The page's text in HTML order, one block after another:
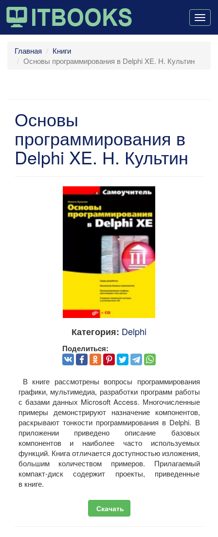
Главная
Книги
Основы программирования в Delphi XE. Н. Культин
Основы
программирования в
Delphi XE. Н. Культин
Категория: Delphi
Поделиться:
В книге рассмотрены вопросы программирования
графики, мультимедиа, разработки программ работы
с базами данных Microsoft Access. Многочисленные
примеры демонстрируют назначение компонентов,
раскрывают тонкости программирования в Delphi. В
приложении приведено описание базовых
компонентов и наиболее часто используемых
функций. Книга отличается доступностью изложения,
большим количеством примеров. Прилагаемый
компакт-диск содержит проекты, приведенные
в книге.
Скачать